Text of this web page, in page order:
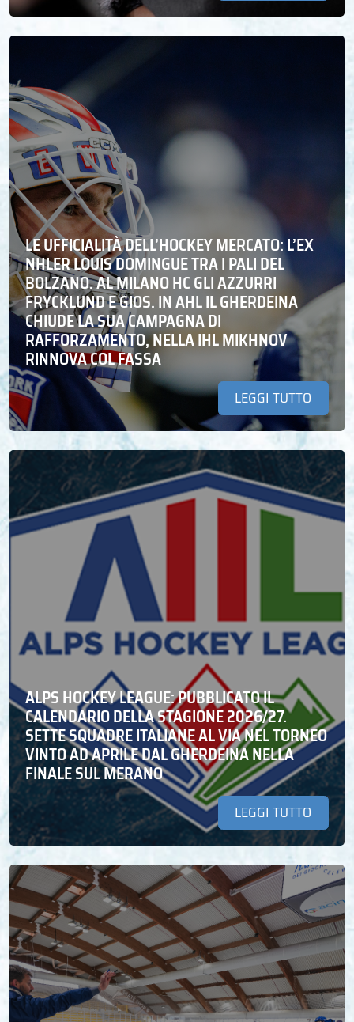
LE UFFICIALITÀ DELL’HOCKEY MERCATO: L’EX
NHLER LOUIS DOMINGUE TRA I PALI DEL
BOLZANO. AL MILANO HC GLI AZZURRI
FRYCKLUND E GIOS. IN AHL IL GHERDEINA
CHIUDE LA SUA CAMPAGNA DI
RAFFORZAMENTO, NELLA IHL MIKHNOV
RINNOVA COL FASSA
LEGGI TUTTO
ALPS HOCKEY LEAGUE: PUBBLICATO IL
CALENDARIO DELLA STAGIONE 2026/27.
SETTE SQUADRE ITALIANE AL VIA NEL TORNEO
VINTO AD APRILE DAL GHERDEINA NELLA
FINALE SUL MERANO
LEGGI TUTTO